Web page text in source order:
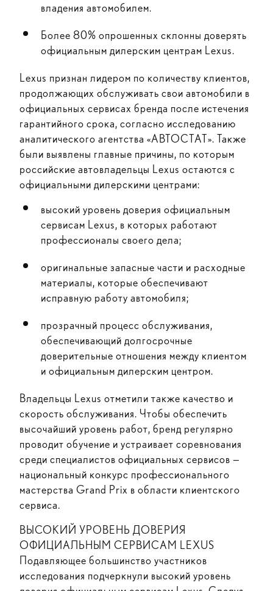
владения автомобилем.
Более 80% опрошенных склонны доверять
официальным дилерским центрам Lexus.
Lexus признан лидером по количеству клиентов,
продолжающих обслуживать свои автомобили в
официальных сервисах бренда после истечения
гарантийного срока, согласно исследованию
аналитического агентства «АВТОСТАТ». Также
были выявлены главные причины, по которым
российские автовладельцы Lexus остаются с
официальными дилерскими центрами:
высокий уровень доверия официальным
сервисам Lexus, в которых работают
профессионалы своего дела;
оригинальные запасные части и расходные
материалы, которые обеспечивают
исправную работу автомобиля;
прозрачный процесс обслуживания,
обеспечивающий долгосрочные
доверительные отношения между клиентом
и официальным дилерским центром.
Владельцы Lexus отметили также качество и
скорость обслуживания. Чтобы обеспечить
высочайший уровень работ, бренд регулярно
проводит обучение и устраивает соревнования
среди специалистов официальных сервисов —
национальный конкурс профессионального
мастерства Grand Prix в области клиентского
сервиса.
ВЫСОКИЙ УРОВЕНЬ ДОВЕРИЯ
ОФИЦИАЛЬНЫМ СЕРВИСАМ LEXUS
Подавляющее большинство участников
исследования подчеркнули высокий уровень